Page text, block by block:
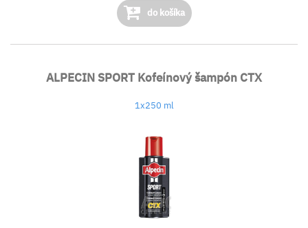
do košíka
ALPECIN SPORT Kofeínový šampón CTX
1x250 ml